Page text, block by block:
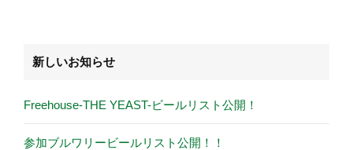
新しいお知らせ
Freehouse-THE YEAST-ビールリスト公開！
参加ブルワリービールリスト公開！！